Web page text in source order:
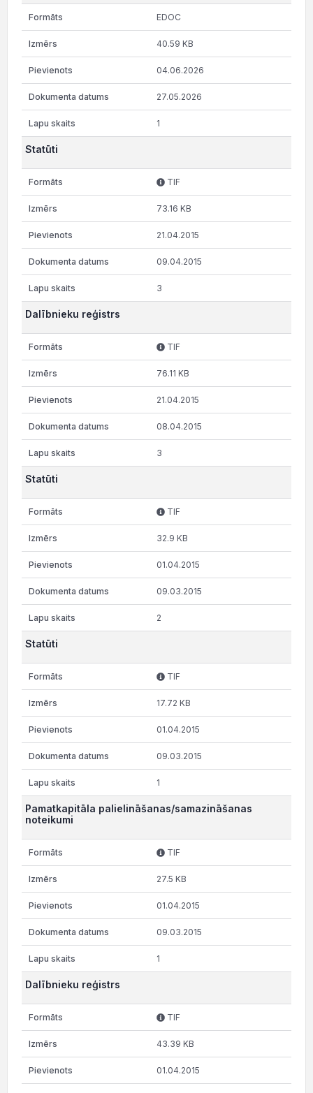
EDOC
40.59 KB
04.06.2026
27.05.2026
1
Statūti
TIF
73.16 KB
21.04.2015
09.04.2015
3
Dalībnieku reģistrs
TIF
76.11 KB
21.04.2015
08.04.2015
3
Statūti
TIF
32.9 KB
01.04.2015
09.03.2015
2
Statūti
TIF
17.72 KB
01.04.2015
09.03.2015
1
Pamatkapitāla palielināšanas/samazināšanas
noteikumi
TIF
27.5 KB
01.04.2015
09.03.2015
1
Dalībnieku reģistrs
TIF
43.39 KB
01.04.2015